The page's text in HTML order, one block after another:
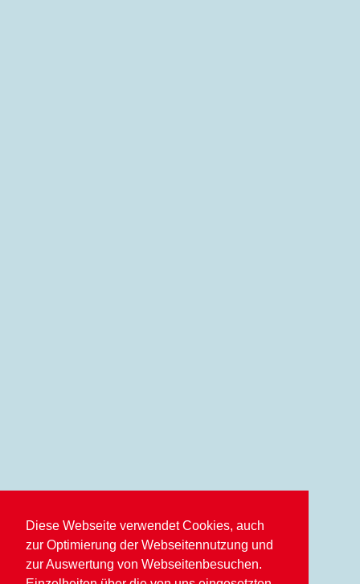
Diese Webseite verwendet Cookies, auch
zur Optimierung der Webseitennutzung und
zur Auswertung von Webseitenbesuchen.